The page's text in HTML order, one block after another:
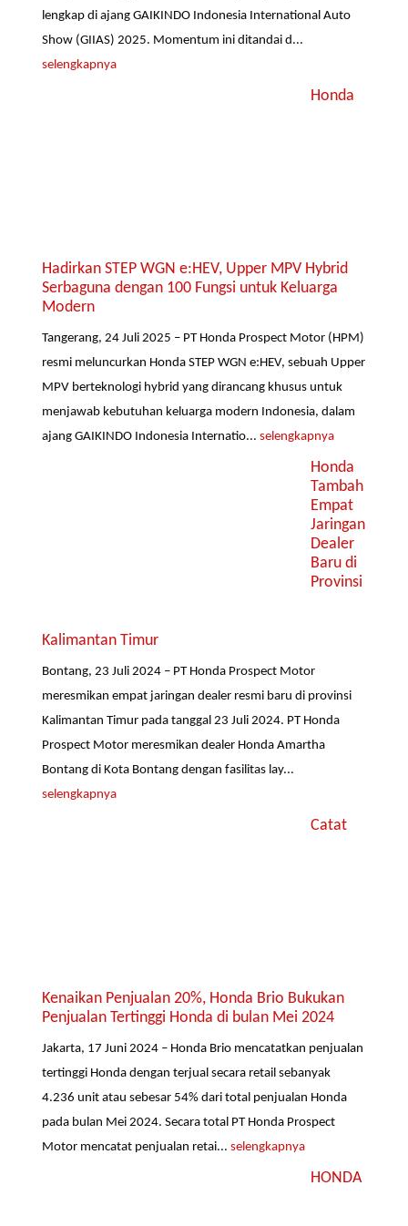
lengkap di ajang GAIKINDO Indonesia International Auto
Show (GIIAS) 2025. Momentum ini ditandai d...
selengkapnya
Honda
Hadirkan STEP WGN e:HEV, Upper MPV Hybrid
Serbaguna dengan 100 Fungsi untuk Keluarga
Modern
Tangerang, 24 Juli 2025 – PT Honda Prospect Motor (HPM)
resmi meluncurkan Honda STEP WGN e:HEV, sebuah Upper
MPV berteknologi hybrid yang dirancang khusus untuk
menjawab kebutuhan keluarga modern Indonesia, dalam
ajang GAIKINDO Indonesia Internatio...selengkapnya
Honda
Tambah
Empat
Jaringan
Dealer
Baru di
Provinsi
Kalimantan Timur
Bontang, 23 Juli 2024 – PT Honda Prospect Motor
meresmikan empat jaringan dealer resmi baru di provinsi
Kalimantan Timur pada tanggal 23 Juli 2024. PT Honda
Prospect Motor meresmikan dealer Honda Amartha
Bontang di Kota Bontang dengan fasilitas lay...
selengkapnya
Catat
Kenaikan Penjualan 20%, Honda Brio Bukukan
Penjualan Tertinggi Honda di bulan Mei 2024
Jakarta, 17 Juni 2024 – Honda Brio mencatatkan penjualan
tertinggi Honda dengan terjual secara retail sebanyak
4.236 unit atau sebesar 54% dari total penjualan Honda
pada bulan Mei 2024. Secara total PT Honda Prospect
Motor mencatat penjualan retai...selengkapnya
HONDA